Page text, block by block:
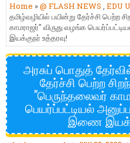
Home »@ FLASH NEWS , EDU
தமிழ்வழியில் பயின்று தேர்ச்சி
காமராஜர்" விருது வழங்க
இயக்குநர் உத்தரவு!
அரசுப் பொதுத்
தேர்ச்சி பெற்ற
"பெருந்தலைவர்
பெயர்ப்பட்டியல்
இணை